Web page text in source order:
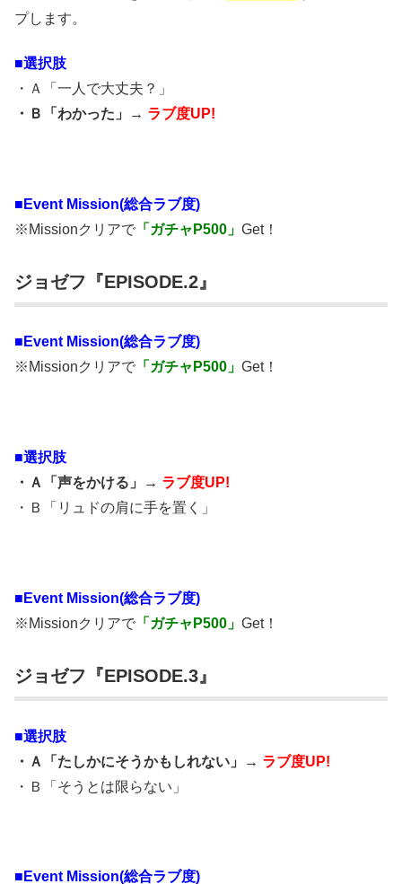
プします。
■選択肢
・Ａ「一人で大丈夫？」
・Ｂ「わかった」→ ラブ度UP!
■ Event Mission(総合ラブ度)
※Missionクリアで 「ガチャP500」 Get！
ジョゼフ『EPISODE.2』
■ Event Mission(総合ラブ度)
※Missionクリアで 「ガチャP500」 Get！
■選択肢
・Ａ「声をかける」→ ラブ度UP!
・Ｂ「リュドの肩に手を置く」
■ Event Mission(総合ラブ度)
※Missionクリアで 「ガチャP500」 Get！
ジョゼフ『EPISODE.3』
■選択肢
・Ａ「たしかにそうかもしれない」→ ラブ度UP!
・Ｂ「そうとは限らない」
■ Event Mission(総合ラブ度)